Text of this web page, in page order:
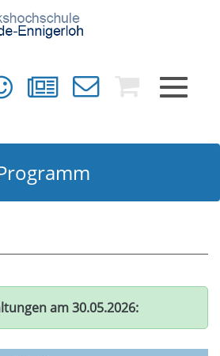
Toggle
am 30.05.2026: